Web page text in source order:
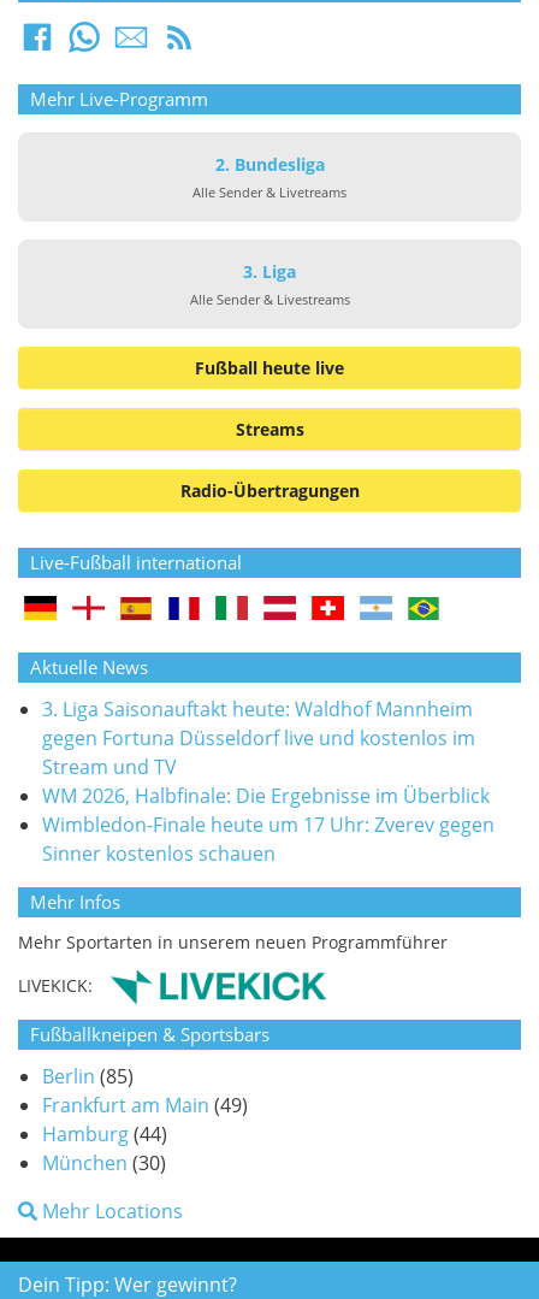
Mehr Live-Programm
2. Bundesliga
Alle Sender & Livetreams
3. Liga
Alle Sender & Livestreams
Fußball heute live
Streams
Radio-Übertragungen
Live-Fußball international
Aktuelle News
3. Liga Saisonauftakt heute: Waldhof Mannheim
gegen Fortuna Düsseldorf live und kostenlos im
Stream und TV
WM 2026, Halbfinale: Die Ergebnisse im Überblick
Wimbledon-Finale heute um 17 Uhr: Zverev gegen
Sinner kostenlos schauen
Mehr Infos
Mehr Sportarten in unserem neuen Programmführer
LIVEKICK:
Fußballkneipen & Sportsbars
Berlin (85)
Frankfurt am Main (49)
Hamburg(44)
München (30)
Mehr Locations
Dein Tipp: Wer gewinnt?